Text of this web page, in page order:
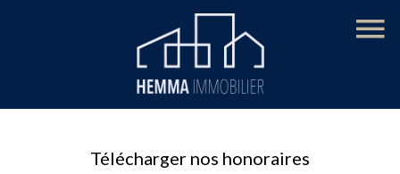
Télécharger nos honoraires